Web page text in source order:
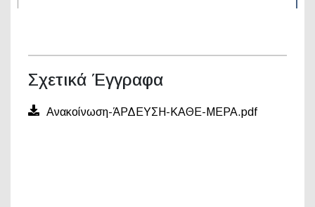
Σχετικά Έγγραφα
Ανακοίνωση-ΆΡΔΕΥΣΗ-ΚΑΘΕ-ΜΕΡΑ.pdf